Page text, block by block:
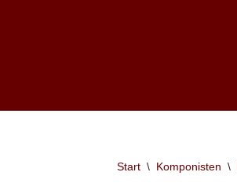
Start \ Komponisten \